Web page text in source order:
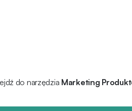
do narzędzia Marketing